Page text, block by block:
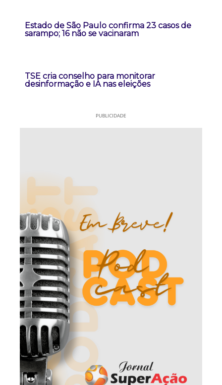
Estado de São Paulo confirma 23 casos de
sarampo; 16 não se vacinaram
TSE cria conselho para monitorar
desinformação e IA nas eleições
PUBLICIDADE